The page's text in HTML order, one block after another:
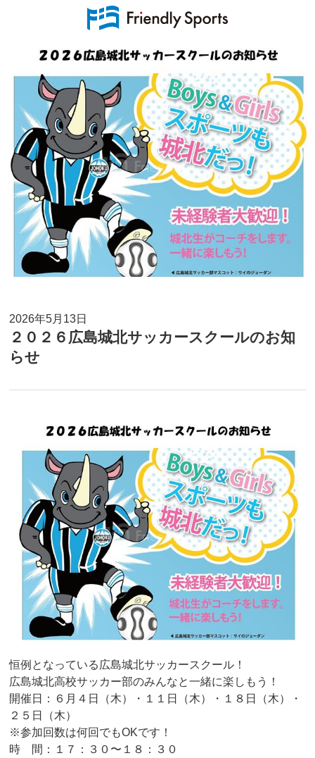
2026年5月13日
２０２６広島城北サッカースクールのお知
らせ
恒例となっている広島城北サッカースクール！
広島城北高校サッカー部のみんなと一緒に楽しもう！
開催日：６月４日（木）・１１日（木）・１８日（木）・
２５日（木）
※参加回数は何回でもOKです！
時 間：１７：３０〜１８：３０